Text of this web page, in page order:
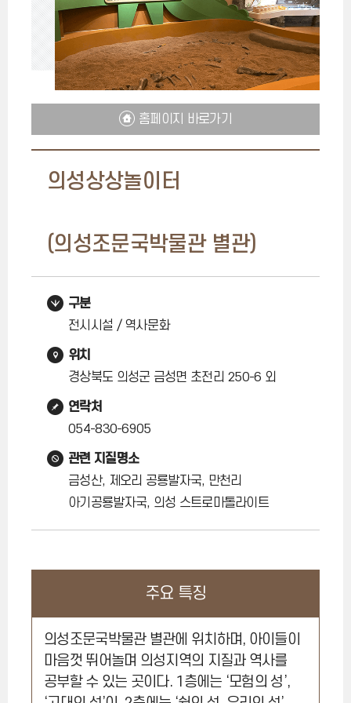
의성상상놀이터
(의성조문국박물관 별관)
홈페이지 바로가기
구분
전시시설 / 역사문화
위치
경상북도 의성군 금성면 초전리 250-6 외
연락처
054-830-6905
관련 지질명소
금성산, 제오리 공룡발자국, 만천리
아기공룡발자국, 의성 스트로마톨라이트
주요 특징
의성조문국박물관 별관에 위치하며, 아이들이
마음껏 뛰어놀며 의성지역의 지질과 역사를
공부할 수 있는 곳이다. 1층에는 ‘모험의 성’,